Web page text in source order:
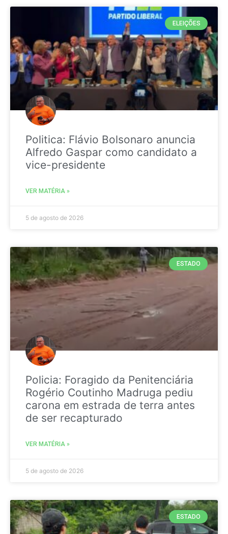
ELEIÇÕES
Politica: Flávio Bolsonaro anuncia
Alfredo Gaspar como candidato a
vice-presidente
VER MATÉRIA »
5 de agosto de 2026
ESTADO
Policia: Foragido da Penitenciária
Rogério Coutinho Madruga pediu
carona em estrada de terra antes
de ser recapturado
VER MATÉRIA »
5 de agosto de 2026
ESTADO